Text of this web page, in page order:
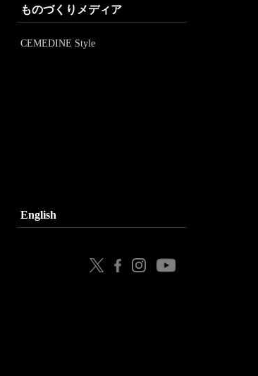
ものづくりメディア
CEMEDINE Style
English